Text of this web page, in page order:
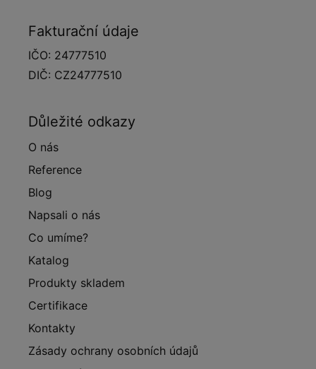
Fakturační údaje
IČO: 24777510
DIČ: CZ24777510
Důležité odkazy
O nás
Reference
Blog
Napsali o nás
Co umíme?
Katalog
Produkty skladem
Certifikace
Kontakty
Zásady ochrany osobních údajů